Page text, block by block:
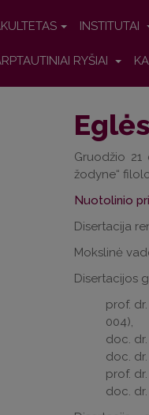
INSTITUTAI
RYŠIAI
Gruodžio
žodyne“
Nuotolinio
Disertacija
Mokslinė
Disertacijos
prof.
004),
doc.
doc.
prof.
doc.